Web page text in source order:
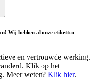
Wij hebben al onze etiketten
en vertrouwde werking.
Klik op het
Meer weten? Klik hier.